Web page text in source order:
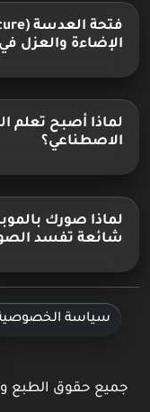
الإضاءة والعزل
لماذا أصبح تعلم
الاصطناعي؟
شائعة تفسد
سياسة
جميع حقوق الطبع